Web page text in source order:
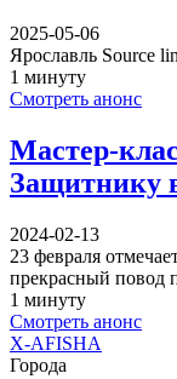
2025-05-06
Ярославль Source
1 минуту
Смотреть анонс
Мастер-
Защитнику
2024-02-13
23 февраля
прекрасный повод
1 минуту
Смотреть анонс
X-AFISHA
Города